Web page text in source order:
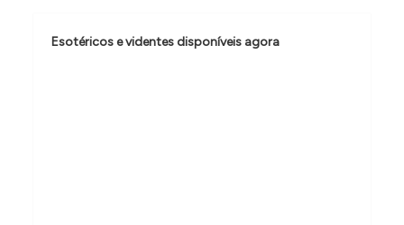
d
Esotéricos e videntes disponíveis agora